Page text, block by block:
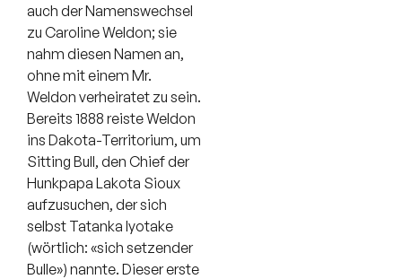
auch der Namenswechsel
zu Caroline Weldon; sie
nahm diesen Namen an,
ohne mit einem Mr.
Weldon verheiratet zu sein.
Bereits 1888 reiste Weldon
ins Dakota-Territorium, um
Sitting Bull, den Chief der
Hunkpapa Lakota Sioux
aufzusuchen, der sich
selbst Tatanka Iyotake
(wörtlich: «sich setzender
Bulle») nannte. Dieser erste